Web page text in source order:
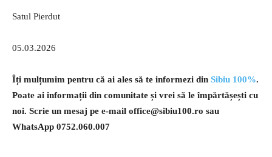
Satul Pierdut
05.03.2026
Îți mulțumim pentru că ai ales să te informezi din Sibiu 100%.
Poate ai informații din comunitate și vrei să le împărtășești cu
noi. Scrie un mesaj pe e-mail office@sibiu100.ro sau
WhatsApp 0752.060.007